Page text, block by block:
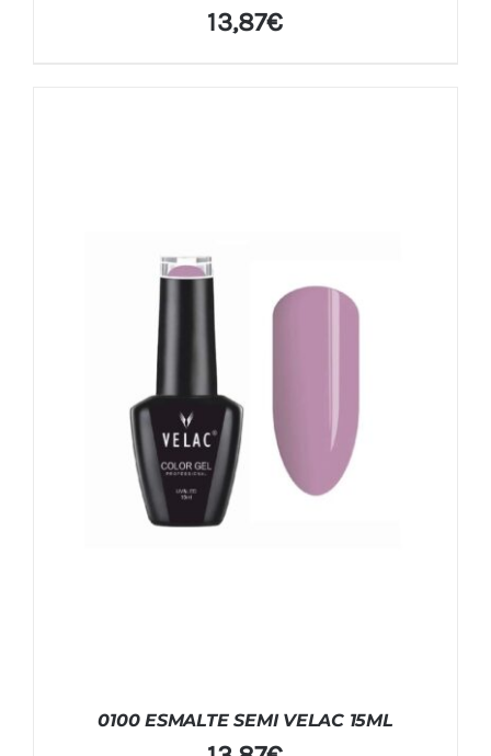
13,87€
0100 ESMALTE SEMI VELAC 15ML